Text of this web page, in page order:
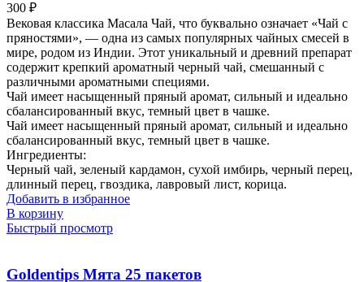
300 ₽
Вековая классика Масала Чай, что буквально означает «Чай с
пряностями», — одна из самых популярных чайных смесей в
мире, родом из Индии. Этот уникальный и древний препарат
содержит крепкий ароматный черный чай, смешанный с
различными ароматными специями.
Чай имеет насыщенный пряный аромат, сильный и идеально
сбалансированный вкус, темный цвет в чашке.
Чай имеет насыщенный пряный аромат, сильный и идеально
сбалансированный вкус, темный цвет в чашке.
Ингредиенты:
Черный чай, зеленый кардамон, сухой имбирь, черный перец,
длинный перец, гвоздика, лавровый лист, корица.
Добавить в избранное
В корзину
Быстрый просмотр
Goldentips Мята 25 пакетов